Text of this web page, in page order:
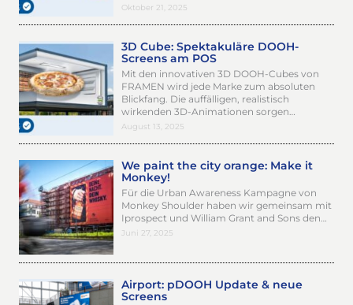
Oktober 21, 2025
3D Cube: Spektakuläre DOOH-
Screens am POS
Mit den innovativen 3D DOOH-Cubes von
FRAMEN wird jede Marke zum absoluten
Blickfang. Die auffälligen, realistisch
wirkenden 3D-Animationen sorgen…
August 13, 2025
We paint the city orange: Make it
Monkey!
Für die Urban Awareness Kampagne von
Monkey Shoulder haben wir gemeinsam mit
Iprospect und William Grant and Sons den…
Juni 27, 2025
Airport: pDOOH Update & neue
Screens